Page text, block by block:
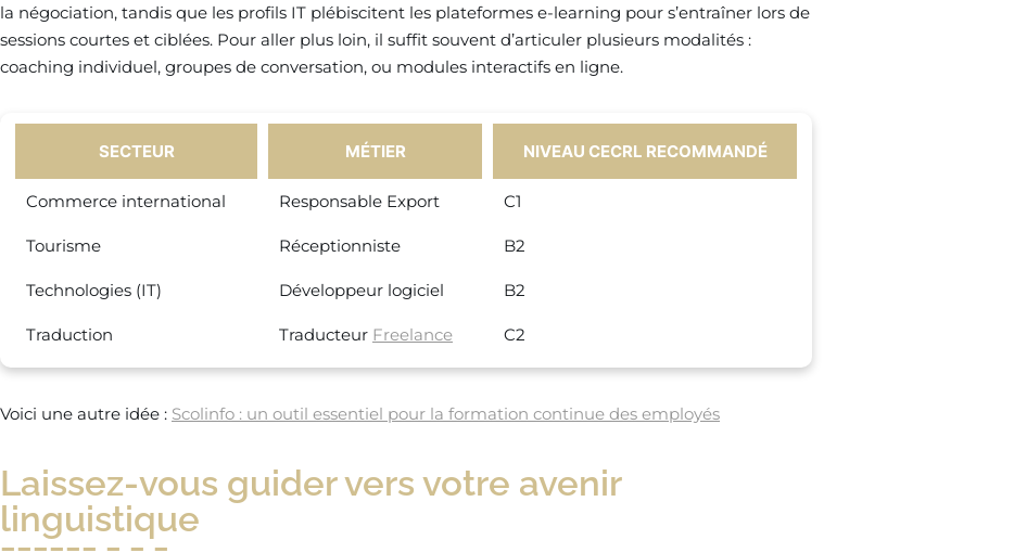
la négociation, tandis que les profils IT plébiscitent les plateformes e-learning pour s’entraîner lors de
sessions courtes et ciblées. Pour aller plus loin, il suffit souvent d’articuler plusieurs modalités :
coaching individuel, groupes de conversation, ou modules interactifs en ligne.
SECTEUR MÉTIER NIVEAU CECRL RECOMMANDÉ
Commerce international Responsable Export C1
Tourisme Réceptionniste B2
Technologies (IT) Développeur logiciel B2
Traduction Traducteur Freelance C2
Voici une autre idée : Scolinfo : un outil essentiel pour la formation continue des employés
Laissez-vous guider vers votre avenir
linguistique